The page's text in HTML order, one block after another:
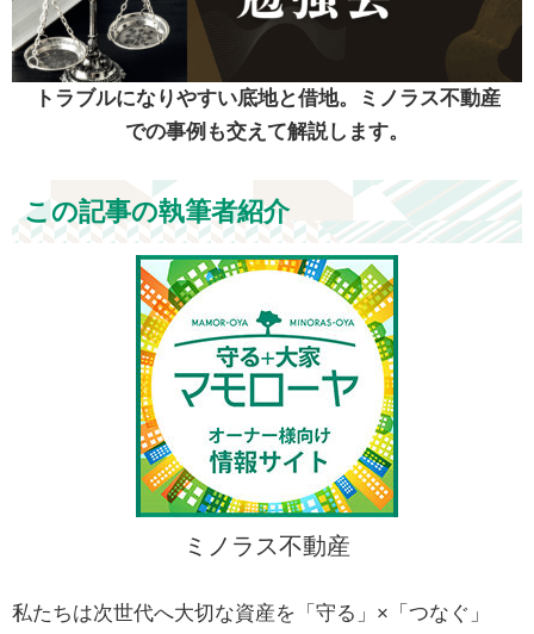
トラブルになりやすい底地と借地。ミノラス不動産
での事例も交えて解説します。
この記事の執筆者紹介
ミノラス不動産
私たちは次世代へ大切な資産を「守る」×「つなぐ」